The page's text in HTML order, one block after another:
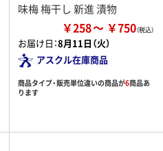
味梅 梅干し 新進 漬物
￥258 ￥750
お届け日：8月11日（火）
アスクル在庫商品
商品タイプ・販売単位違いの商品が6商品あ
ります